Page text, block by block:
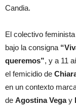
Candia.
El colectivo
bajo la consigna
queremos”, y a 11
el femicidio de
en un contexto
de Agostina Vegay